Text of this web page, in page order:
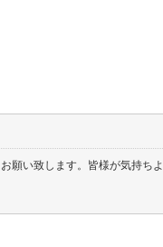
願い致します。皆様が気持ちよ